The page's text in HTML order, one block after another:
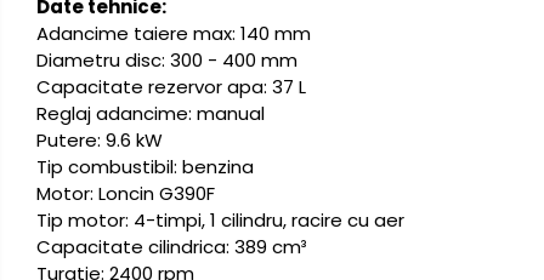
Date tehnice:
Adancime taiere max: 140 mm
Diametru disc: 300 - 400 mm
Capacitate rezervor apa: 37 L
Reglaj adancime: manual
Putere: 9.6 kW
Tip combustibil: benzina
Motor: Loncin G390F
Tip motor: 4-timpi, 1 cilindru, racire cu aer
Capacitate cilindrica: 389 cm³
Turatie: 2400 rpm